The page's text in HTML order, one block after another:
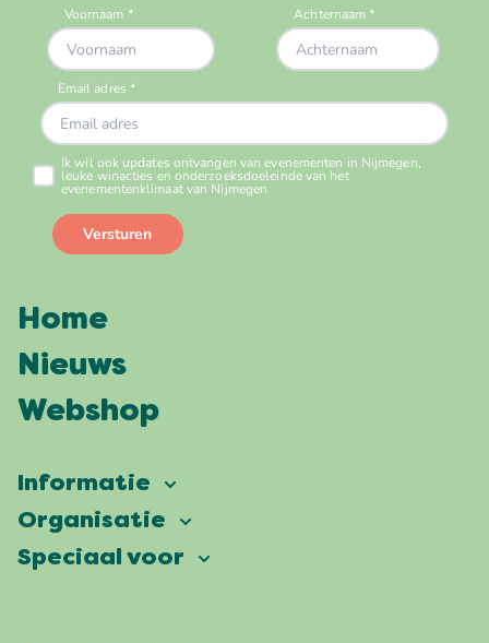
Home
Nieuws
Webshop
Informatie
Vierdaagsefeesten
Veelgestelde vragen
Organisatie
Onze ambitie
Speciaal voor